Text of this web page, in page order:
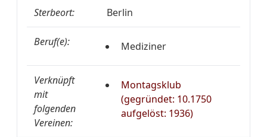
Sterbeort: Berlin
Beruf(e): Mediziner
Verknüpft
mit
folgenden
Vereinen:
Montagsklub
(gegründet: 10.1750
aufgelöst: 1936)